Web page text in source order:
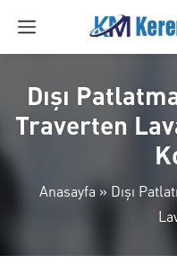
Dışı
Traverten
Anasayfa » Dışı